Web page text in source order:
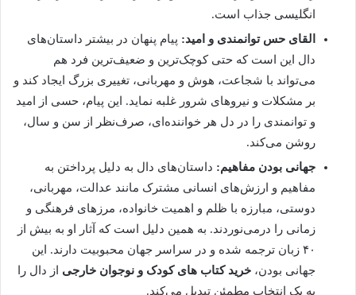
انگلیسی جذاب است.
القای حس توانمندی و امید: پیام پنهان در بیشتر داستان‌های
دال این است که حتی کوچک‌ترین و ضعیف‌ترین فرد هم
می‌تواند با شجاعت، هوش و مهربانی، تغییری بزرگ ایجاد کند و
بر مشکلات و نیروهای شرور غلبه نماید. این پیام، حسی از امید
و توانمندی را در دل هر خواننده‌ای، صرف‌نظر از سن و سال،
روشن می‌کند.
جهانی بودن مفاهیم: داستان‌های دال به دلیل پرداختن به
مفاهیم و ارزش‌های انسانی مشترک مانند عدالت، مهربانی،
دوستی، مبارزه با ظلم و اهمیت خانواده، مرزهای فرهنگی و
زمانی را درمی‌نوردند. به همین دلیل است که آثار او به بیش از
۴۰ زبان ترجمه شده و در سراسر جهان محبوبیت دارند. این
جهانی بودن، خرید کتاب‌ های کودک و نوجوان خارجی از دال را
به یک انتخاب مطمئن تبدیل می‌کند.